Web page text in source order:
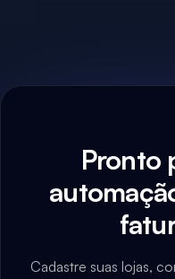
Pronto
Cadastre suas lojas,